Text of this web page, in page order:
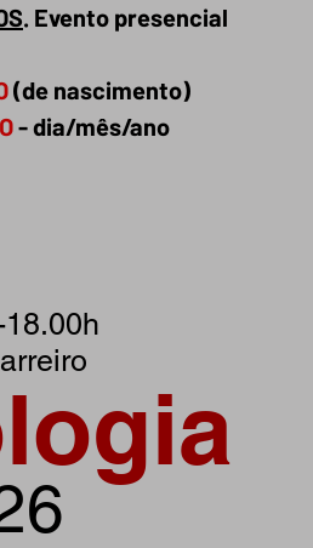
. Evento presencial
(de nascimento)
- dia/mês/ano